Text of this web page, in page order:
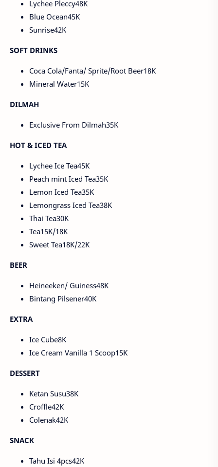
Lychee Pleccy48K
Blue Ocean45K
Sunrise42K
SOFT DRINKS
Coca Cola/Fanta/ Sprite/Root Beer18K
Mineral Water15K
DILMAH
Exclusive From Dilmah35K
HOT & ICED TEA
Lychee Ice Tea45K
Peach mint Iced Tea35K
Lemon Iced Tea35K
Lemongrass Iced Tea38K
Thai Tea30K
Tea15K/18K
Sweet Tea18K/22K
BEER
Heineeken/ Guiness48K
Bintang Pilsener40K
EXTRA
Ice Cube8K
Ice Cream Vanilla 1 Scoop15K
DESSERT
Ketan Susu38K
Croffle42K
Colenak42K
SNACK
Tahu Isi 4pcs42K